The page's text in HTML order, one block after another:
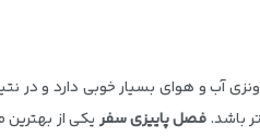
آب و هوای بسیار خوبی دارد و
باشد.فصل پاییزی سفر یکی از